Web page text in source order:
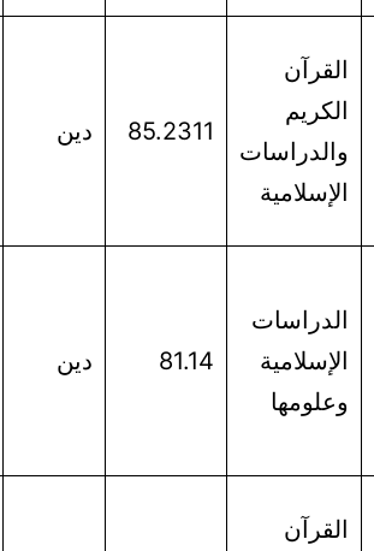
القرآن
الكريم
والدراسات
الإسلامية
85.2311 دين
الدراسات
الإسلامية
وعلومها
81.14 دين
القرآن